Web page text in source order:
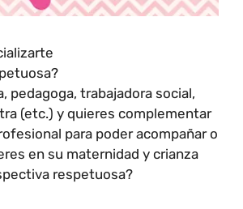
pedagoga, trabajadora social,
(etc.) y quieres complementar
para poder acompañar o
en su maternidad y crianza
respetuosa?